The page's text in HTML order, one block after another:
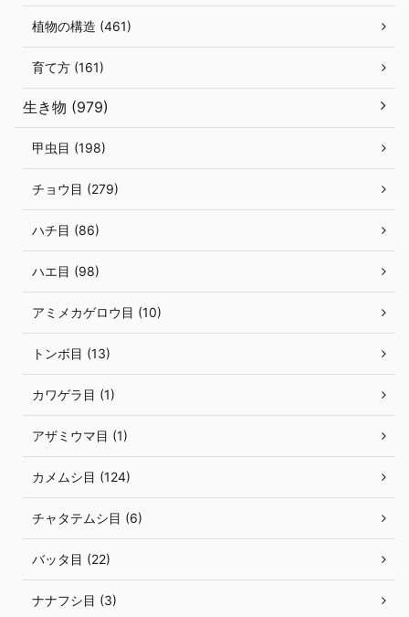
植物の構造 (461)
育て方 (161)
生き物 (979)
甲虫目 (198)
チョウ目 (279)
ハチ目 (86)
ハエ目 (98)
アミメカゲロウ目 (10)
トンボ目 (13)
カワゲラ目 (1)
アザミウマ目 (1)
カメムシ目 (124)
チャタテムシ目 (6)
バッタ目 (22)
ナナフシ目 (3)